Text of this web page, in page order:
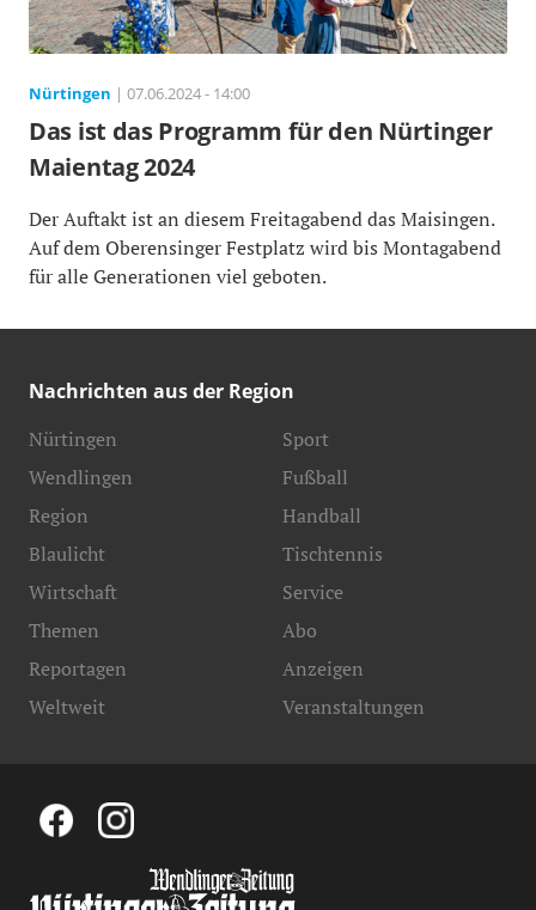
Nürtingen | 07.06.2024 - 14:00
Das ist das Programm für den Nürtinger
Maientag 2024
Der Auftakt ist an diesem Freitagabend das Maisingen.
Auf dem Oberensinger Festplatz wird bis Montagabend
für alle Generationen viel geboten.
Nachrichten aus der Region
Nürtingen
Wendlingen
Region
Blaulicht
Sport
Fußball
Handball
Tischtennis
Wirtschaft
Themen
Reportagen
Weltweit
Service
Abo
Anzeigen
Veranstaltungen